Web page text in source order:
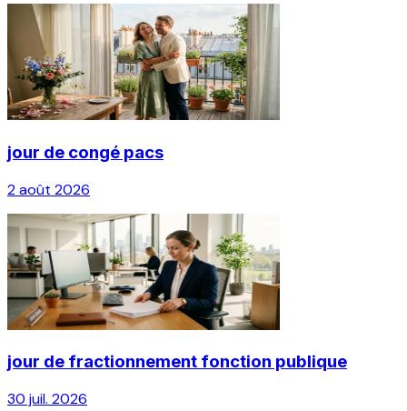
jour de congé pacs
2 août 2026
jour de fractionnement fonction publique
30 juil. 2026